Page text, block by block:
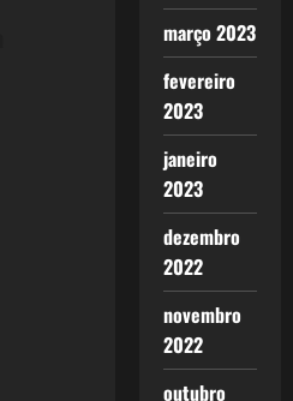
março 2023
fevereiro
2023
janeiro
2023
dezembro
2022
novembro
2022
outubro